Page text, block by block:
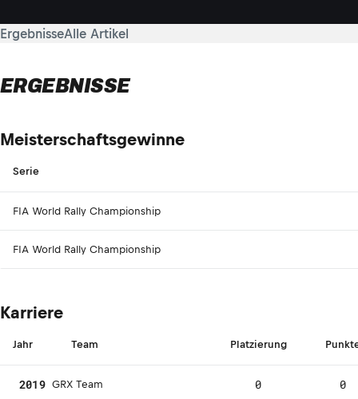
ErgebnisseAlle Artikel
ERGEBNISSE
Meisterschaftsgewinne
Serie
FIA World Rally Championship
FIA World Rally Championship
Karriere
Jahr Team Platzierung
2019 GRX Team 0 0